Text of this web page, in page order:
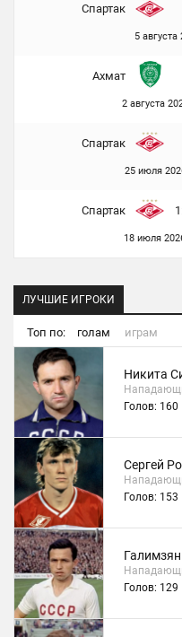
Спартак
5
Ахмат
2 августа
Спартак
25 июля
Спартак
18 июля
ЛУЧШИЕ ИГРОКИ
Топ по: голам играм
Никита
Голов: 160
Сергей
Голов: 153
Голов: 129